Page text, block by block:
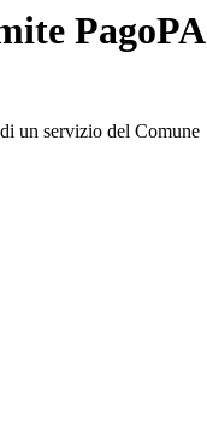
PagoPA
un servizio del Comune